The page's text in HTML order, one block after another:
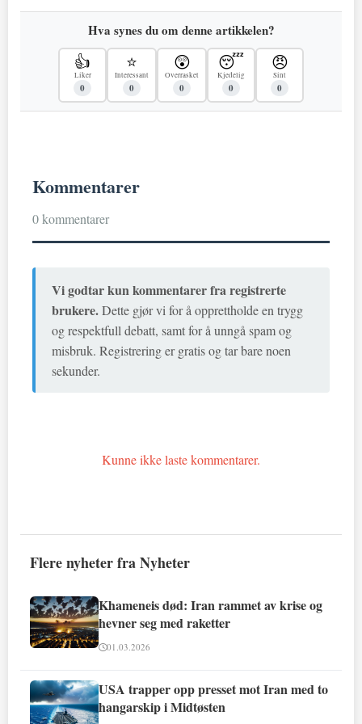
Hva synes du om denne artikkelen?
👍
Liker
0
⭐
Interessant
0
😲
Overrasket
0
😴
Kjedelig
0
😠
Sint
0
Kommentarer
0 kommentarer
Vi godtar kun kommentarer fra registrerte
brukere.Dette gjør vi for å opprettholde en trygg
og respektfull debatt, samt for å unngå spam og
misbruk. Registrering er gratis og tar bare noen
sekunder.
Kunne ikke laste kommentarer.
Flere nyheter fra Nyheter
Khameneis død: Iran rammet av krise og
hevner seg med raketter
01.03.2026
USA trapper opp presset mot Iran med to
hangarskip i Midtøsten